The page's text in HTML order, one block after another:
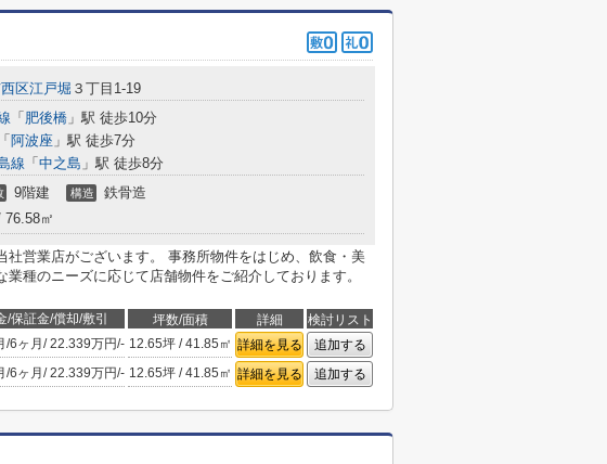
区江戸堀 ３丁目1-19
「 肥後橋 」駅 徒歩10分
「 阿波座 」駅 徒歩7分
線 「 中之島 」駅 徒歩8分
9階建 構造 鉄骨造
76.58㎡
社営業店がございます。 事務所物件をはじめ、飲食・美
業種のニーズに応じて店舗物件をご紹介しております。
/保証金/償却/敷引 坪数/面積 詳細
検討リスト
/6ヶ月 /22.339万円/- 12.65坪 / 41.85㎡ 詳細を見る
追加する
/6ヶ月 /22.339万円/- 12.65坪 / 41.85㎡ 詳細を見る 追加する